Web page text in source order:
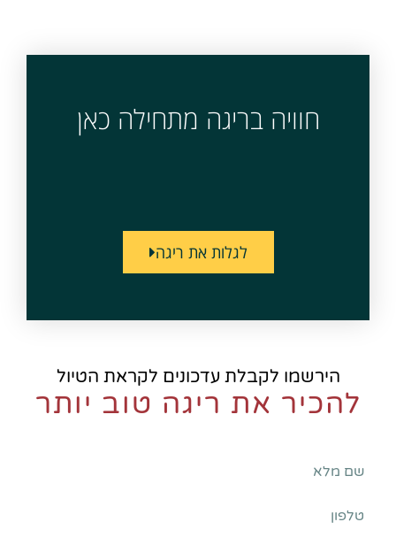
חוויה בריגה מתחילה כאן
לגלות את ריגה
הירשמו לקבלת עדכונים לקראת הטיול
להכיר את ריגה טוב יותר